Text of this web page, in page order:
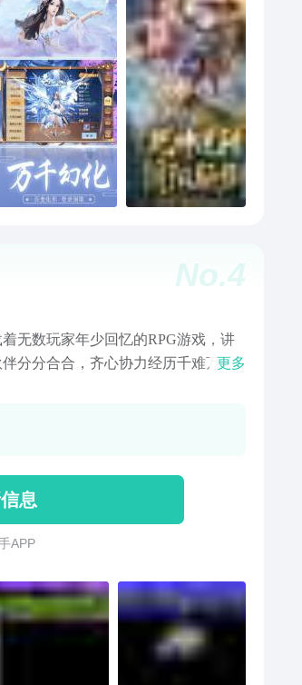
No.4
无数玩家年少回忆的RPG游戏，讲
分分合合，齐心协力经历千难万险
连累父母自刎以谢罪。后经哪吒的
，寻访武艺高超的杨戬，请姜太公
路上，哪吒和三位得力伙伴经历了
力打败四大恶人、屠女人暴君国
七怪、大战美猴王、力敌闻太师、
，游戏集成了队友、装备、迷
典元素。【角色与剧情】哪吒：作
的主角，经过无数冒险和历练，哪
子一步步成长为斩妖除魔的大拿。
更多
息
A P P